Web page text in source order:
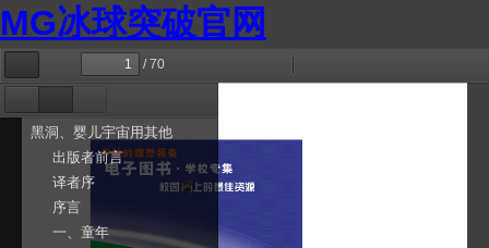
MG冰球突破官网
缩
略
图
文
档
大
纲
件
黑洞、婴儿宇宙用其他
出版者前言
译者序
序言
一、童年
切
栏
/ 70